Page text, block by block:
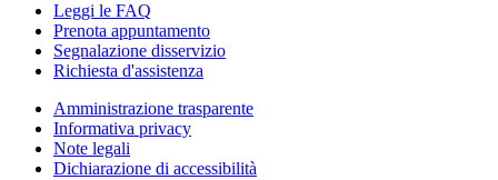
Leggi le FAQ
Prenota appuntamento
Segnalazione disservizio
Richiesta d'assistenza
Amministrazione trasparente
Informativa privacy
Note legali
Dichiarazione di accessibilità